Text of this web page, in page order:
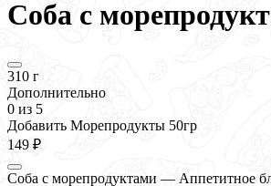
Соба с
310 г
Дополнительно
0 из 5
Добавить Морепродукты 50гр
149 ₽
Соба с морепродуктами — Аппетитное